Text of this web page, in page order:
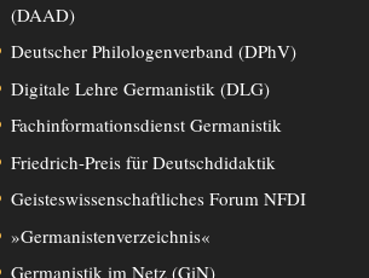
(DAAD)
Deutscher Philologenverband (DPhV)
Digitale Lehre Germanistik (DLG)
Fachinformationsdienst Germanistik
Friedrich-Preis für Deutschdidaktik
Geisteswissenschaftliches Forum NFDI
»Germanistenverzeichnis«
Germanistik im Netz (GiN)